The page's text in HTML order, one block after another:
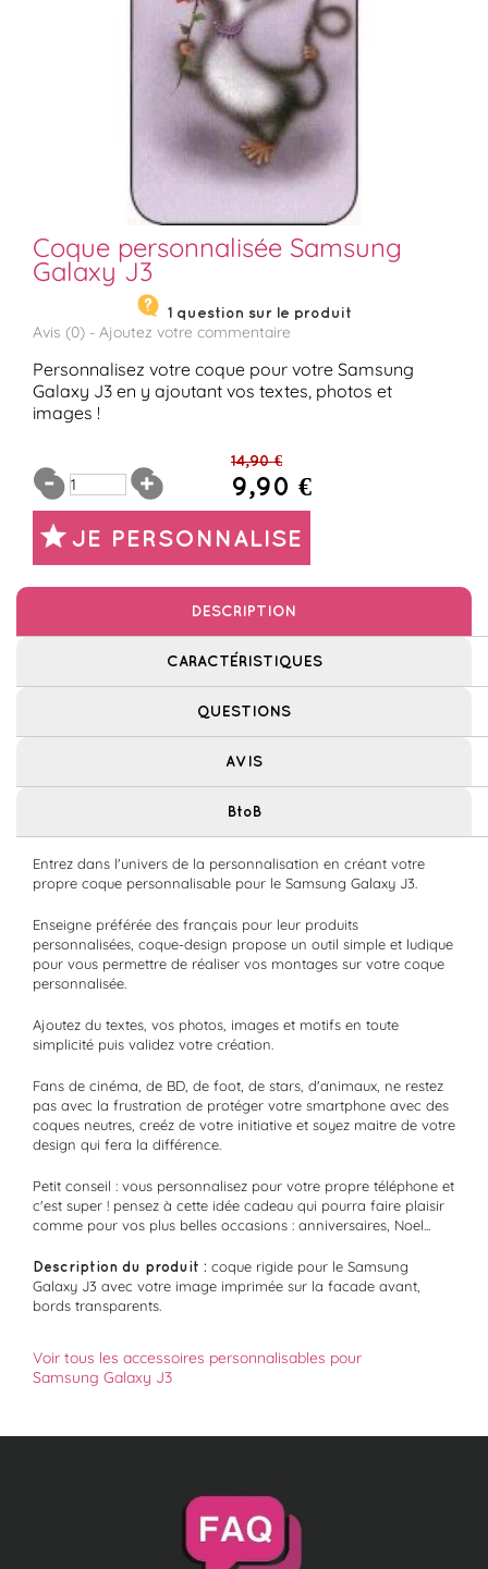
Coque personnalisée Samsung
Galaxy J3
1 question sur le produit
Avis (0) - Ajoutez votre commentaire
Personnalisez votre coque pour votre Samsung
Galaxy J3 en y ajoutant vos textes, photos et
images !
14,90 €
9,90 €
JE PERSONNALISE
DESCRIPTION
CARACTÉRISTIQUES
QUESTIONS
AVIS
BtoB
Entrez dans l'univers de la personnalisation en créant votre
propre coque personnalisable pour le Samsung Galaxy J3.
Enseigne préférée des français pour leur produits
personnalisées, coque-design propose un outil simple et ludique
pour vous permettre de réaliser vos montages sur votre coque
personnalisée.
Ajoutez du textes, vos photos, images et motifs en toute
simplicité puis validez votre création.
Fans de cinéma, de BD, de foot, de stars, d'animaux, ne restez
pas avec la frustration de protéger votre smartphone avec des
coques neutres, creéz de votre initiative et soyez maitre de votre
design qui fera la différence.
Petit conseil : vous personnalisez pour votre propre téléphone et
c'est super ! pensez à cette idée cadeau qui pourra faire plaisir
comme pour vos plus belles occasions : anniversaires, Noel...
Description du produit : coque rigide pour le Samsung
Galaxy J3 avec votre image imprimée sur la facade avant,
bords transparents.
Voir tous les accessoires personnalisables pour
Samsung Galaxy J3